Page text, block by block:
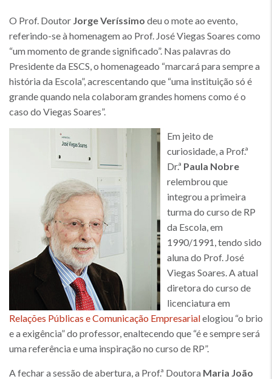
O Prof. Doutor Jorge Veríssimo deu o mote ao evento,
referindo-se à homenagem ao Prof. José Viegas Soares como
“um momento de grande significado”. Nas palavras do
Presidente da ESCS, o homenageado “marcará para sempre a
história da Escola”, acrescentando que “uma instituição só é
grande quando nela colaboram grandes homens como é o
caso do Viegas Soares”.
Em jeito de
curiosidade, a Prof.ª
Dr.ª Paula Nobre
relembrou que
integrou a primeira
turma do curso de RP
da Escola, em
1990/1991, tendo sido
aluna do Prof. José
Viegas Soares. A atual
diretora do curso de
licenciatura em
Relações Públicas e Comunicação Empresarialelogiou “o brio
e a exigência” do professor, enaltecendo que “é e sempre será
uma referência e uma inspiração no curso de RP”.
A fechar a sessão de abertura, a Prof.ª Doutora Maria João